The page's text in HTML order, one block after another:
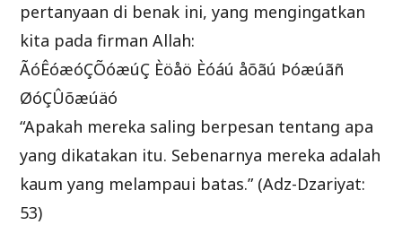
pertanyaan di benak ini, yang mengingatkan
kita pada firman Allah:
ÃóÊóæóÇÕóæúÇ Èöåö Èóáú åõãú Þóæúãñ
ØóÇÛõæúäó
“Apakah mereka saling berpesan tentang apa
yang dikatakan itu. Sebenarnya mereka adalah
kaum yang melampaui batas.” (Adz-Dzariyat:
53)